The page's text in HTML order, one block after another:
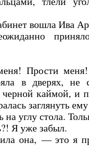
вошла Ива
приняло
Прости меня!
в дверях, не
черной каймой, и
заглянуть
углу стола.
Я уже забыл.
она, — это я